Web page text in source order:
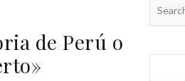
de Perú o